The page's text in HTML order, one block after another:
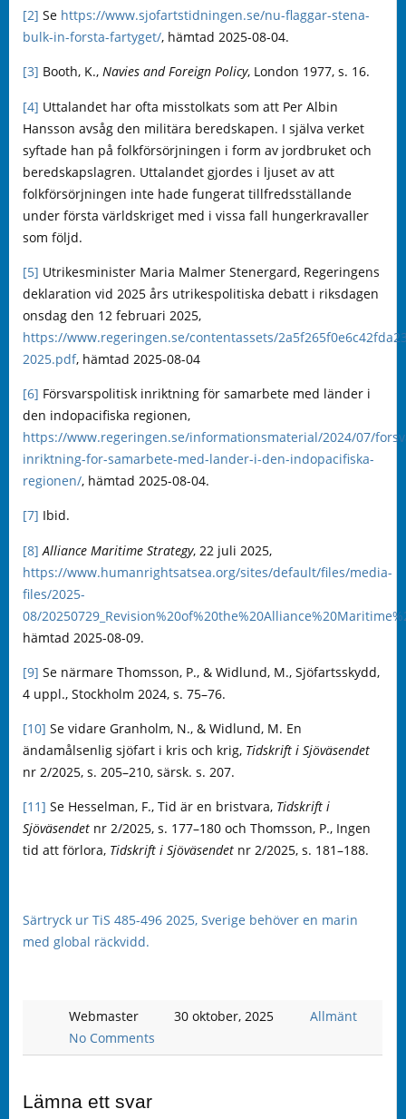
[2] Se https://www.sjofartstidningen.se/nu-flaggar-stena-
bulk-in-forsta-fartyget/, hämtad 2025-08-04.
[3] Booth, K., Navies and Foreign Policy, London 1977, s. 16.
[4] Uttalandet har ofta misstolkats som att Per Albin
Hansson avsåg den militära beredskapen. I själva verket
syftade han på folkförsörjningen i form av jordbruket och
beredskapslagren. Uttalandet gjordes i ljuset av att
folkförsörjningen inte hade fungerat tillfredsställande
under första världskriget med i vissa fall hungerkravaller
som följd.
[5] Utrikesminister Maria Malmer Stenergard, Regeringens
deklaration vid 2025 års utrikespolitiska debatt i riksdagen
onsdag den 12 februari 2025,
https://www.regeringen.se/contentassets/
2025.pdf, hämtad 2025-08-04
[6] Försvarspolitisk inriktning för samarbete med länder i
den indopacifiska regionen,
https://www.regeringen.se/informationsmaterial/2024/07/
inriktning-for-samarbete-med-lander-i-den-indopacifiska-
regionen/, hämtad 2025-08-04.
[7] Ibid.
[8] Alliance Maritime Strategy, 22 juli 2025,
https://www.humanrightsatsea.org/sites/default/files/media-
files/2025-
08/
hämtad 2025-08-09.
[9] Se närmare Thomsson, P., & Widlund, M., Sjöfartsskydd,
4 uppl., Stockholm 2024, s. 75–76.
[10] Se vidare Granholm, N., & Widlund, M. En
ändamålsenlig sjöfart i kris och krig, Tidskrift i Sjöväsendet
nr 2/2025, s. 205–210, särsk. s. 207.
[11] Se Hesselman, F., Tid är en bristvara, Tidskrift i
Sjöväsendet nr 2/2025, s. 177–180 och Thomsson, P., Ingen
tid att förlora, Tidskrift i Sjöväsendet nr 2/2025, s. 181–188.
Särtryck ur TiS 485-496 2025, Sverige behöver en marin
med global räckvidd.
Webmaster 30 oktober, 2025
Allmänt
No Comments
Lämna ett svar